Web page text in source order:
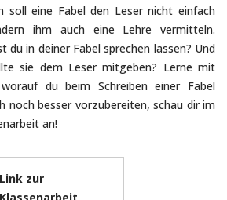
soll eine Fabel den Leser nicht einfach
ihm auch eine Lehre vermitteln.
du in deiner Fabel sprechen lassen? Und
sie dem Leser mitgeben? Lerne mit
du beim Schreiben einer Fabel
noch besser vorzubereiten, schau dir im
an!
Link zur
Klassenarbeit